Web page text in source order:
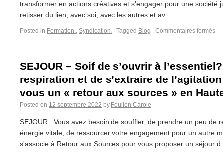
transformer en actions créatives et s’engager pour une société
retisser du lien, avec soi, avec les autres et av...
Posted in Formation., Syndication. Tagged Blog Commentaires fermés
SEJOUR – Soif de s’ouvrir à
respiration et de s’extraire de
vous un « retour aux sources » en
Posted on 12 septembre 2022 by Feulien Carole
SEJOUR : Vous avez besoin de souffler, de prendre un peu de
énergie vitale, de ressourcer votre engagement pour un autre
s'associe à Retour aux Sources pour vous proposer un séjour